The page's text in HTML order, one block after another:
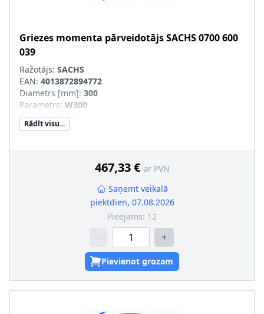
Griezes momenta pārveidotājsSACHS0700 600
039
Ražotājs: SACHS
EAN: 4013872894772
Diametrs [mm]: 300
Parametrs: W300
Aizvietojamā daļa
SVHC:Informācija nav pieejama, lūdzu, griezieties pie
Rādīt visu...
467,33 € ar PVN
Saņemt veikalā
piektdien, 07.08.2026
Pieejams: 12
- +
Pievienot grozam